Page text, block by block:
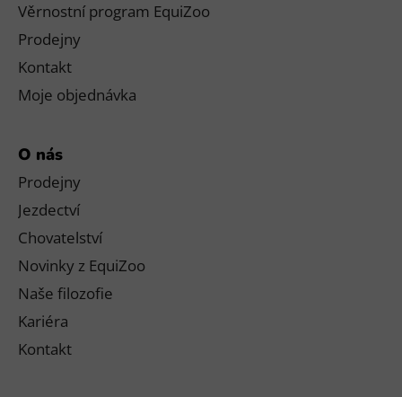
Věrnostní program EquiZoo
Prodejny
Kontakt
Moje objednávka
O nás
Prodejny
Jezdectví
Chovatelství
Novinky z EquiZoo
Naše filozofie
Kariéra
Kontakt